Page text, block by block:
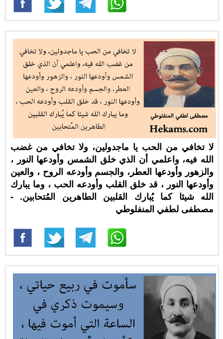
لا تخافي من الحب يا ماجدولين، ولا تخافي من غضب
الله فيه، واعلمي أن الذي خلق الشمس وأودعها النور ،
والزهور وأودعها العطر، والجسم وأودعه الروح ، والعين
وأودعها النور ، قد خلق القلب وأودعه الحب ، وما يبارك
الله شيئا كما يُبارك القلبين الطاهرين المُتحابين. -
مصطفى لطفي المنفلوطي